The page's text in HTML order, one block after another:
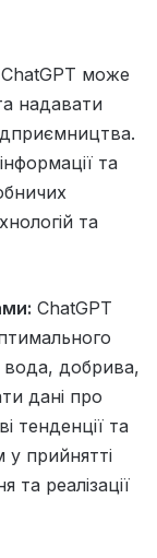
може
надавати
та
та
ChatGPT
вода, добрива,
дані про
тенденції та
у прийнятті
реалізації